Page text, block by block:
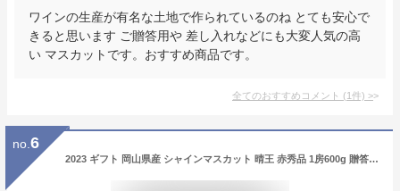
ワインの生産が有名な土地で作られているのね とても安心で
きると思います ご贈答用や 差し入れなどにも大変人気の高
い マスカットです。おすすめ商品です。
全てのおすすめコメント (1件) >
no. 6
2023 ギフト 岡山県産 シャインマスカット 晴王 赤秀品 1房600g 贈答用 御中元 御歳暮 敬老の日 葡萄 ぶどう ブドウ プレゼント 御礼 御祝 御供 果物 くだもの フルーツ 【岡山果物工房】楽天グルメ大賞